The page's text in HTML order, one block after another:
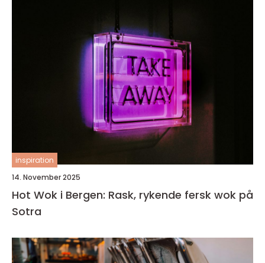
inspiration
14. November 2025
Hot Wok i Bergen: Rask, rykende fersk wok på
Sotra